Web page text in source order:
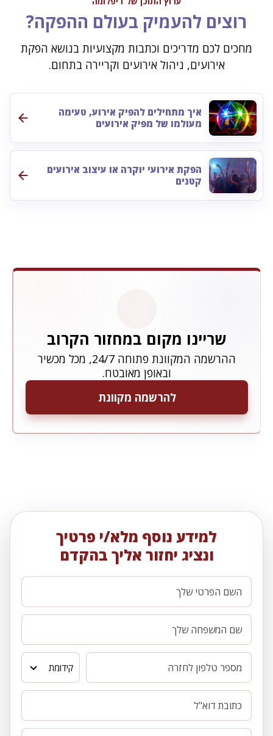
רוצים להעמיק בעולם ההפקה?
מחכים לכם מדריכים וכתבות מקצועיות בנושא הפקת
אירועים, ניהול אירועים וקריירה בתחום.
איך מתחילים להפיק אירוע, טעימה
מעולמו של מפיק אירועים
הפקת אירועי יוקרה או עיצוב אירועים
קטנים
שריינו מקום במחזור הקרוב
ההרשמה המקוונת פתוחה 24/7, מכל מכשיר
ובאופן מאובטח.
להרשמה מקוונת
למידע נוסף מלא/י פרטיך
ונציג יחזור אליך בהקדם
קידומת